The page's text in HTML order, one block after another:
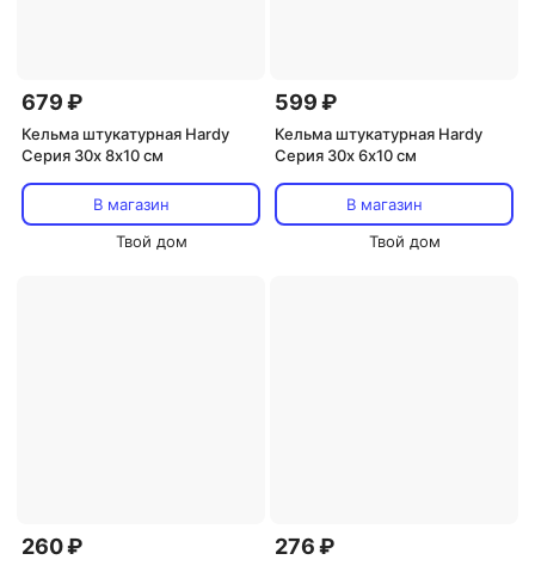
679 ₽
Кельма штукатурная Hardy
Серия 30x 8х10 см
В магазин
Твой дом
599 ₽
Кельма штукатурная Hardy
Серия 30x 6х10 см
В магазин
Твой дом
260 ₽ 276 ₽